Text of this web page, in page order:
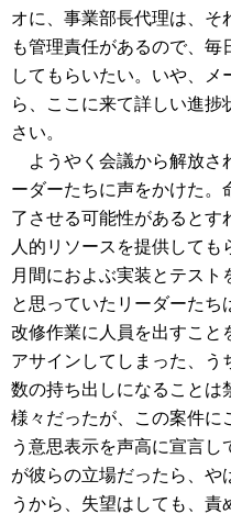
オに、事業部長代理は、そ
も管理責任があるので、
してもらいたい。いや、
ら、ここに来て詳しい進
さい。
ようやく会議から解放さ
ーダーたちに声をかけた。
了させる可能性があるとす
人的リソースを提供しても
月間におよぶ実装とテスト
と思っていたリーダーたち
改修作業に人員を出すこと
アサインしてしまった、う
数の持ち出しになることは
様々だったが、この案件に
う意思表示を声高に宣言
が彼らの立場だったら、や
うから、失望はしても、責